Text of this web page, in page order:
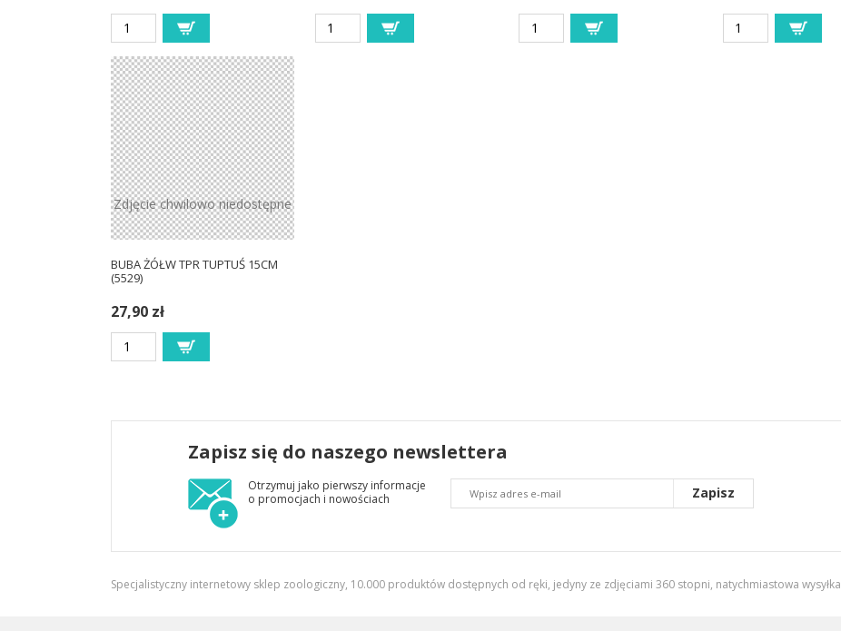
Zdjęcie chwilowo niedostępne
BUBA ŻÓŁW TPR TUPTUŚ 15CM
(5529)
27,90 zł
Zapisz się do naszego newslettera
Otrzymuj jako pierwszy informacje
o promocjach i nowościach
Zapisz
Specjalistyczny internetowy sklep zoologiczny, 10.000 produktów dostępnych od ręki, jedyny ze zdjęciami 360 stopni, natychmiastowa wysyłka